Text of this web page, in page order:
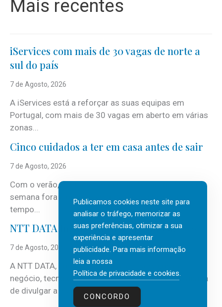
Mais recentes
iServices com mais de 30 vagas de norte a
sul do país
7 de Agosto, 2026
A iServices está a reforçar as suas equipas em
Portugal, com mais de 30 vagas em aberto em várias
zonas...
Cinco cuidados a ter em casa antes de sair
7 de Agosto, 2026
Com o verão, chegam também as férias, os fins-de-
semana fora e os dias em que a casa fica mais
tempo...
NTT DATA Insurtech Global Outlook 2026
7 de Agosto, 2026
A NTT DATA, consultora global em serviços de
negócio, tecnologia e inteligência artificial (IA), acaba
de divulgar a mais recente...
Publicamos cookies neste site para
analisar o tráfego, memorizar as
suas preferências, otimizar a sua
experiência e apresentar
publicidade. Para mais informação
leia a nossa
Política de privacidade e cookies.
CONCORDO